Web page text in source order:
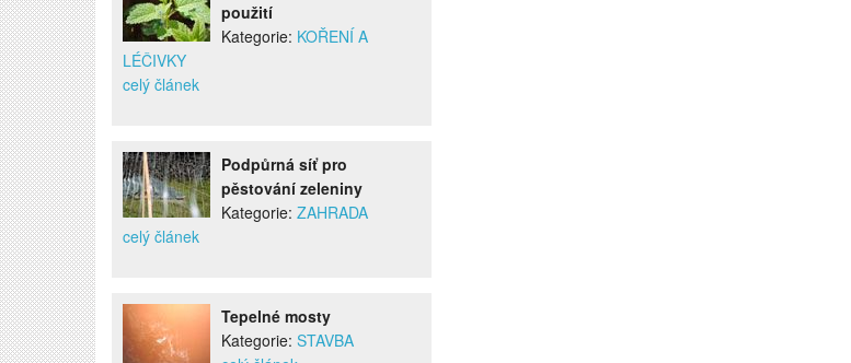
použití
Kategorie: KOŘENÍ A
LÉČIVKY
celý článek
Podpůrná síť pro
pěstování zeleniny
Kategorie: ZAHRADA
celý článek
Tepelné mosty
Kategorie: STAVBA